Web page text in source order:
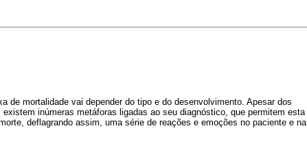
de mortalidade vai depender do tipo e do desenvolvimento. Apesar dos
inúmeras metáforas ligadas ao seu diagnóstico, que permitem esta
deflagrando assim, uma série de reações e emoções no paciente e na